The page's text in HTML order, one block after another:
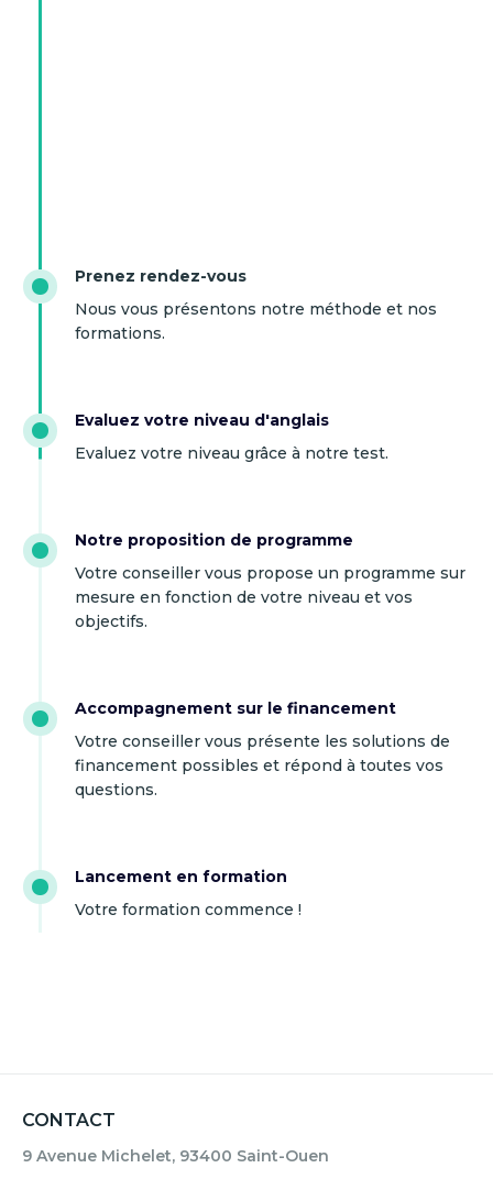
Prenez rendez-vous
Nous vous présentons notre méthode et nos
formations.
Evaluez votre niveau d'anglais
Evaluez votre niveau grâce à notre test.
Notre proposition de programme
Votre conseiller vous propose un programme sur
mesure en fonction de votre niveau et vos
objectifs.
Accompagnement sur le financement
Votre conseiller vous présente les solutions de
financement possibles et répond à toutes vos
questions.
Lancement en formation
Votre formation commence !
CONTACT
9 Avenue Michelet, 93400 Saint-Ouen